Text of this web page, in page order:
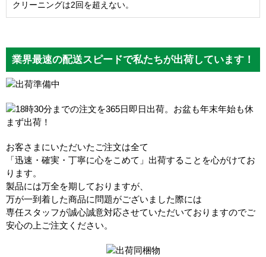
クリーニングは2回を超えない。
業界最速の配送スピードで私たちが出荷しています！
お客さまにいただいたご注文は全て
「迅速・確実・丁寧に心をこめて」出荷することを心がけてお
ります。
製品には万全を期しておりますが、
万が一到着した商品に問題がございました際には
専任スタッフが誠心誠意対応させていただいておりますのでご
安心の上ご注文ください。